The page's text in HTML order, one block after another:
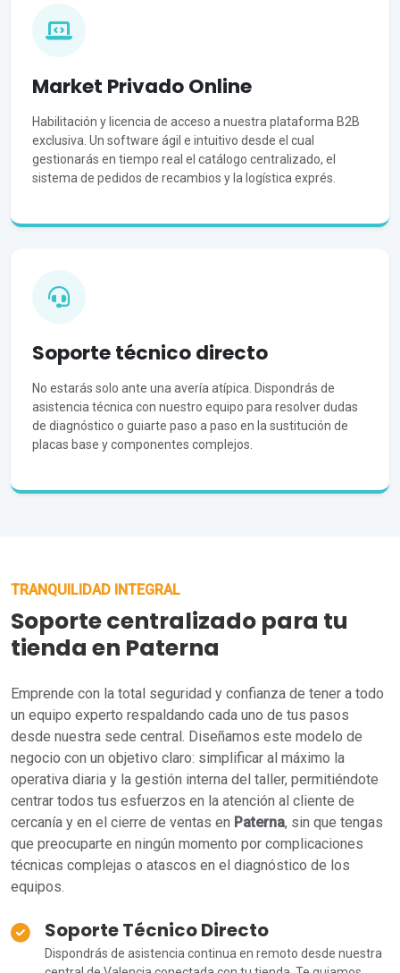
Market Privado Online
Habilitación y licencia de acceso a nuestra plataforma B2B
exclusiva. Un software ágil e intuitivo desde el cual
gestionarás en tiempo real el catálogo centralizado, el
sistema de pedidos de recambios y la logística exprés.
Soporte técnico directo
No estarás solo ante una avería atípica. Dispondrás de
asistencia técnica con nuestro equipo para resolver dudas
de diagnóstico o guiarte paso a paso en la sustitución de
placas base y componentes complejos.
TRANQUILIDAD INTEGRAL
Soporte centralizado para tu
tienda en Paterna
Emprende con la total seguridad y confianza de tener a todo
un equipo experto respaldando cada uno de tus pasos
desde nuestra sede central. Diseñamos este modelo de
negocio con un objetivo claro: simplificar al máximo la
operativa diaria y la gestión interna del taller, permitiéndote
centrar todos tus esfuerzos en la atención al cliente de
cercanía y en el cierre de ventas en Paterna, sin que tengas
que preocuparte en ningún momento por complicaciones
técnicas complejas o atascos en el diagnóstico de los
equipos.
Soporte Técnico Directo
Dispondrás de asistencia continua en remoto desde nuestra